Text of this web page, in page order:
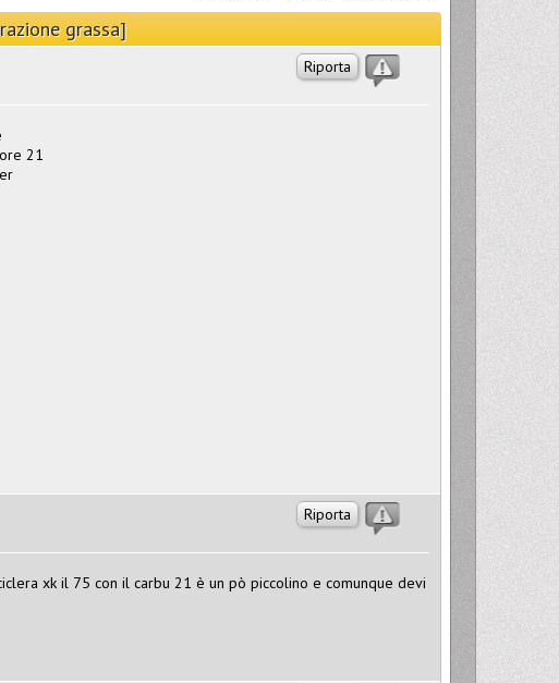
grassa]
Riporta
21
Riporta
xk il 75 con il carbu 21 è un pò piccolino e comunque devi